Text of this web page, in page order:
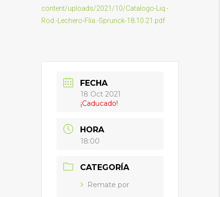
content/uploads/2021/10/Catalogo-Liq.-
Rod.-Lechero-Flia.-Sprunck-18.10.21.pdf
FECHA
18 Oct 2021
¡Caducado!
HORA
18:00
CATEGORÍA
Remate por